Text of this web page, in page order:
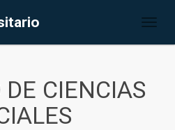
DE CIENCIAS